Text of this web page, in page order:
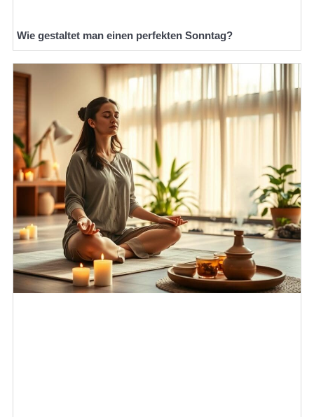
Wie gestaltet man einen perfekten Sonntag?